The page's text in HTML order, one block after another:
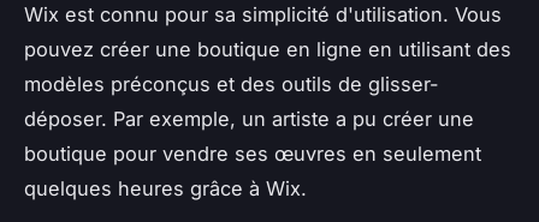
Wix est connu pour sa simplicité d'utilisation. Vous
pouvez créer une boutique en ligne en utilisant des
modèles préconçus et des outils de glisser-
déposer. Par exemple, un artiste a pu créer une
boutique pour vendre ses œuvres en seulement
quelques heures grâce à Wix.